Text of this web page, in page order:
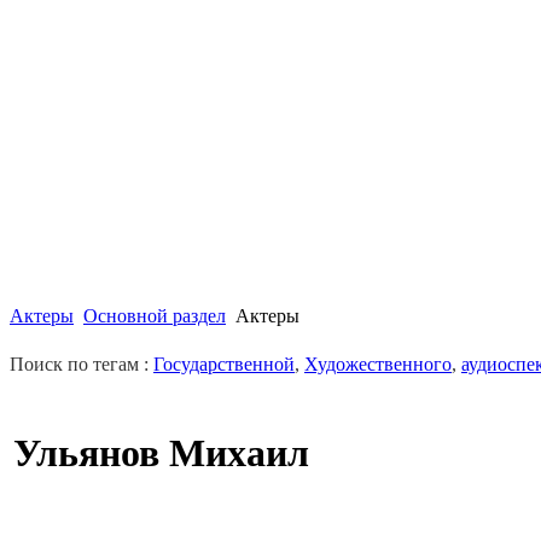
Актеры Основной раздел Актеры
Поиск по тегам : Государственной, Художественного,
Ульянов Михаил